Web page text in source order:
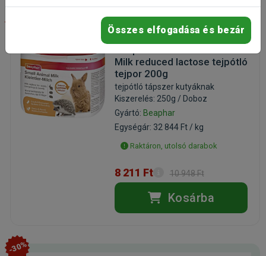
Milk reduced lactose tejpótló
tejpor 200g
tejpótló tápszer kutyáknak
Kiszerelés: 250g / Doboz
Gyártó: Beaphar
Egységár: 32 844 Ft / kg
Raktáron, utolsó darabok
8 211 Ft 10 948 Ft
Kosárba
-30%
Összes elfogadása és bezár